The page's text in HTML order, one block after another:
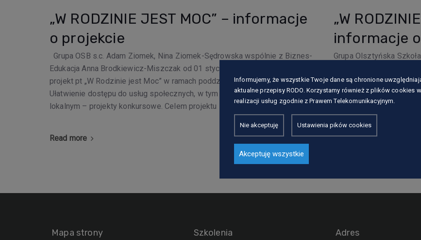
„W RODZINIE JEST MOC” – informacje
o projekcie
Grupa OSB s.c. Adam Ziomek, Nina Ziomek-Sędrowska wspólnie z Biznes-
Edukacja Anna Brodkiewicz-Miszczak od 01 stycznia 2022 wspólnie realizują
projekt pt „W Rodzinie jest Moc” w ramach poddziałania RPWM.11.02.03
Ułatwienie dostępu do usług społecznych, w tym integracja ze środowiskiem
lokalnym – projekty konkursowe. Celem projektu
Read more
„W
informacje
Grupa Olsztyńska
od 24 sierpnia 2020 r.
WAŻNY” w ramach
społecznych – projekt
dostępności usług
Read more
Mapa strony Szkolenia Adres
Informujemy, że wszystkie Twoje dane są chronione
aktualne przepisy RODO. Korzystamy również z plików cookies
realizacji usług zgodnie z Prawem Telekomunikacyjnym.
Nie akceptuję Ustawienia pików cookies
Akceptuję wszystkie